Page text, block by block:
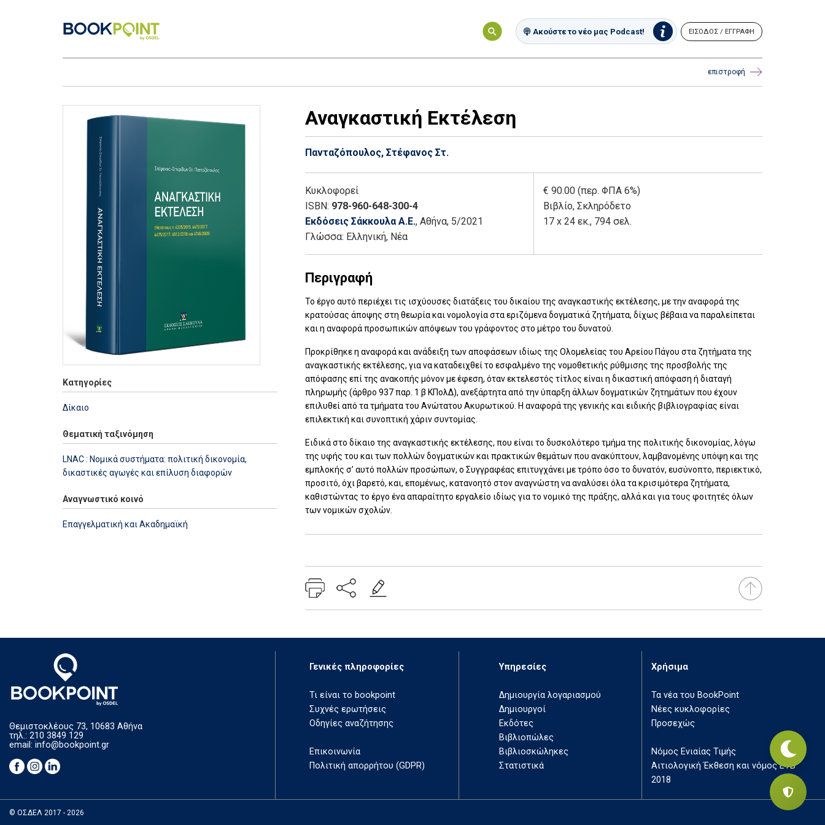
Ακούστε το νέο μας Podcast! ΕΙΣΟΔΟΣ / ΕΓΓΡΑΦΗ
επιστροφή
Κατηγορίες
Δίκαιο
Θεματική ταξινόμηση
LNAC : Νομικά συστήματα: πολιτική δικονομία,
δικαστικές αγωγές και επίλυση διαφορών
Αναγνωστικό κοινό
Επαγγελματική και Ακαδημαϊκή
Αναγκαστική Εκτέλεση
Πανταζόπουλος, Στέφανος Στ.
Κυκλοφορεί
ISBN: 978-960-648-300-4
Εκδόσεις Σάκκουλα Α.Ε., Αθήνα, 5/2021
Γλώσσα: Ελληνική, Νέα
€ 90.00 (περ. ΦΠΑ 6%)
Βιβλίο, Σκληρόδετο
17 x 24 εκ., 794 σελ.
Περιγραφή
Το έργο αυτό περιέχει τις ισχύουσες διατάξεις του δικαίου της αναγκαστικής εκτέλεσης, με την αναφορά της
κρατούσας άποψης στη θεωρία και νομολογία στα εριζόμενα δογματικά ζητήματα, δίχως βέβαια να παραλείπεται
και η αναφορά προσωπικών απόψεων του γράφοντος στο μέτρο του δυνατού.
Προκρίθηκε η αναφορά και ανάδειξη των αποφάσεων ιδίως της Ολομελείας του Αρείου Πάγου στα ζητήματα της
αναγκαστικής εκτέλεσης, για να καταδειχθεί το εσφαλμένο της νομοθετικής ρύθμισης της προσβολής της
απόφασης επί της ανακοπής μόνον με έφεση, όταν εκτελεστός τίτλος είναι η δικαστική απόφαση ή διαταγή
πληρωμής (άρθρο 937 παρ. 1 β ΚΠολΔ), ανεξάρτητα από την ύπαρξη άλλων δογματικών ζητημάτων που έχουν
επιλυθεί από τα τμήματα του Ανώτατου Ακυρωτικού. Η αναφορά της γενικής και ειδικής βιβλιογραφίας είναι
επιλεκτική και συνοπτική χάριν συντομίας.
Ειδικά στο δίκαιο της αναγκαστικής εκτέλεσης, που είναι το δυσκολότερο τμήμα της πολιτικής δικονομίας, λόγω
της υφής του και των πολλών δογματικών και πρακτικών θεμάτων που ανακύπτουν, λαμβανομένης υπόψη και της
εμπλοκής σ’ αυτό πολλών προσώπων, ο Συγγραφέας επιτυγχάνει με τρόπο όσο το δυνατόν, ευσύνοπτο, περιεκτικό,
προσιτό, όχι βαρετό, και, επομένως, κατανοητό στον αναγνώστη να αναλύσει όλα τα κρισιμότερα ζητήματα,
καθιστώντας το έργο ένα απαραίτητο εργαλείο ιδίως για το νομικό της πράξης, αλλά και για τους φοιτητές όλων
των νομικών σχολών.
Θεμιστοκλέους 73, 10683 Αθήνα
τηλ.: 210 3849 129
email: info@bookpoint.gr
Γενικές πληροφορίες
Τι είναι το bookpoint
Συχνές ερωτήσεις
Οδηγίες αναζήτησης
Επικοινωνία
Πολιτική απορρήτου (GDPR)
Υπηρεσίες
Δημιουργία λογαριασμού
Δημιουργοί
Εκδότες
Βιβλιοπώλες
Βιβλιοσκώληκες
Στατιστικά
Χρήσιμα
Τα νέα του BookPoint
Νέες κυκλοφορίες
Προσεχώς
Νόμος Ενιαίας Τιμής
Αιτιολογική Έκθεση και νόμος ΕΤΒ
2018
© ΟΣΔΕΛ 2017 - 2026